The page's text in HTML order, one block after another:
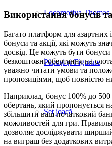
Locomotiva Thomas
Păpuşi şi Figurine
Set joacă
Використання бонусів
Багато платформ для азартних
бонуси та акції, які можуть
досвід. Це можуть бути
безкоштовні обертання на
уважно читати умови та
пропозиціями, щоб повністю
Наприклад, бонус 100% до 500
обертань, який пропонується
збільшити ваш початковий
можливостей для гри.
дозволяє досліджувати
на виграш без додаткових